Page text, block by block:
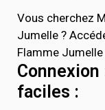
Vous cherchez
Jumelle ?
Flamme
Connexion
faciles :